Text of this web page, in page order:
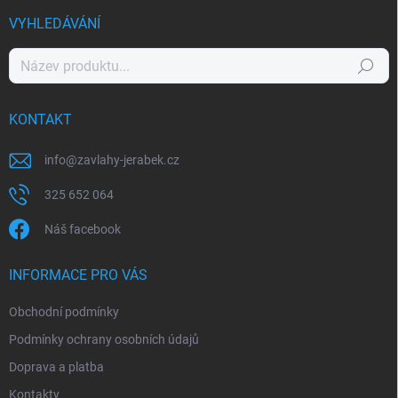
VYHLEDÁVÁNÍ
Hledat
KONTAKT
info@zavlahy-jerabek.cz
325 652 064
Náš facebook
INFORMACE PRO VÁS
Obchodní podmínky
Podmínky ochrany osobních údajů
Doprava a platba
Kontakty